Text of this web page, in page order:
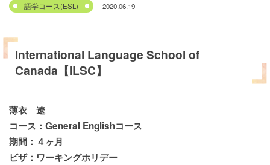
語学コース(ESL) 2020.06.19
International Language School of
Canada【ILSC】
薄衣 遼
コース：General Englishコース
期間：４ヶ月
ビザ：ワーキングホリデー